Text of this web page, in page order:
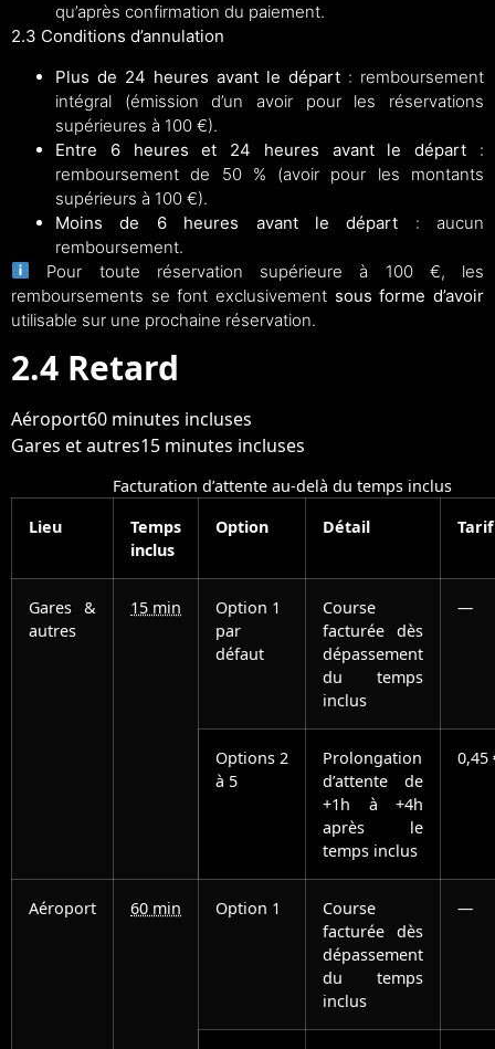
qu’après confirmation du paiement.
2.3 Conditions d’annulation
Plus de 24 heures avant le départ : remboursement
intégral (émission d’un avoir pour les réservations
supérieures à 100 €).
Entre 6 heures et 24 heures avant le départ :
remboursement de 50 % (avoir pour les montants
supérieurs à 100 €).
Moins de 6 heures avant le départ : aucun
remboursement.
Pour toute réservation supérieure à 100 €, les
remboursements se font exclusivement sous forme d’avoir
utilisable sur une prochaine réservation.
2.4 Retard
Aéroport60 minutes incluses
Gares et autres15 minutes incluses
Facturation d’attente au-delà du temps inclus
Lieu
Temps
inclus
Option Détail Tarif
Gares &
autres
15 min
Option 1
par
défaut
Course
facturée dès
dépassement
du temps
inclus
—
Options 2
à 5
Prolongation
d’attente de
+1h à +4h
après le
temps inclus
0,45
Aéroport 60 min Option 1
Course
facturée dès
dépassement
du temps
inclus
—